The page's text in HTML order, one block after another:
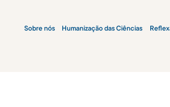
Sobre nós Humanização das Ciências